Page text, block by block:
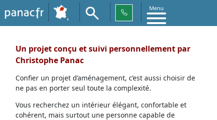
Menu
Un projet conçu et suivi personnellement par
Christophe Panac
Confier un projet d’aménagement, c’est aussi choisir de
ne pas en porter seul toute la complexité.
Vous recherchez un intérieur élégant, confortable et
cohérent, mais surtout une personne capable de